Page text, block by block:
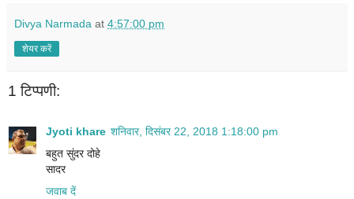
Divya Narmada at 4:57:00 pm
शेयर करें
1 टिप्पणी:
Jyoti khare शनिवार, दिसंबर 22, 2018 1:18:00 pm
बहुत सुंदर दोहे
सादर
जवाब दें